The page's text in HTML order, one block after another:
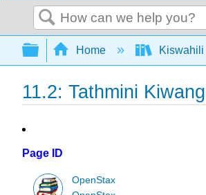
Search
Expand/collapse
Home Kiswahili
11.2: Tathmini
Page ID
OpenStax